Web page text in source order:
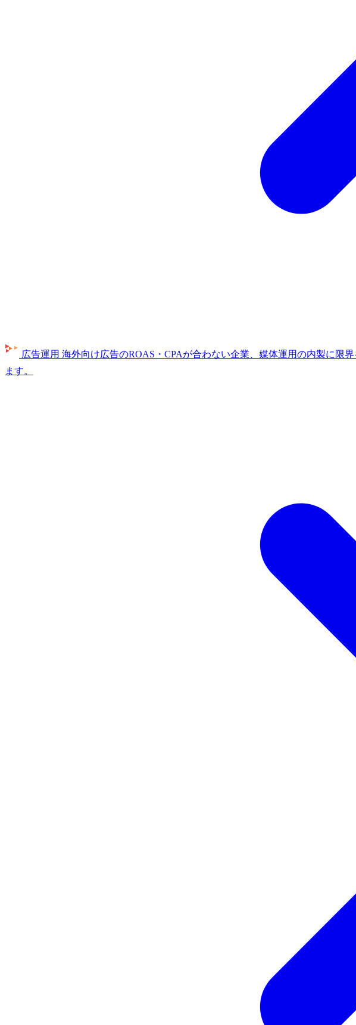
広告運用 海外向け広告のROAS・CPAが合わない企業、媒体運用の内製に限
ます。